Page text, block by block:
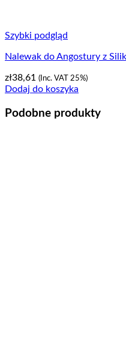
Szybki podgląd
Nalewak do Angostury z
zł38,61 (Inc. VAT 25%)
Dodaj do koszyka
Podobne produkty